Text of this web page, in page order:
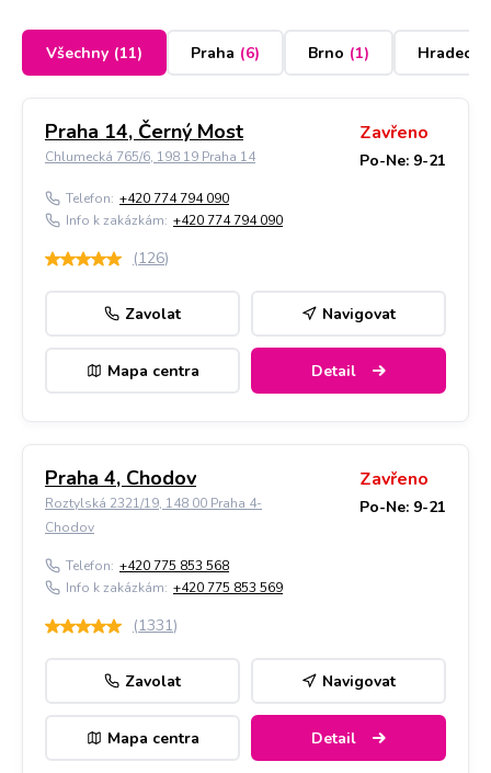
Všechny (11) Praha (6) Brno (1) Hradec
Praha 14, Černý Most
Chlumecká 765/6, 198 19 Praha 14
Zavřeno
Po-Ne: 9-21
Telefon: +420 774 794 090
Info k zakázkám: +420 774 794 090
(126)
Zavolat Navigovat
Mapa centra Detail
Praha 4, Chodov
Roztylská 2321/19, 148 00 Praha 4-
Chodov
Zavřeno
Po-Ne: 9-21
Telefon: +420 775 853 568
Info k zakázkám: +420 775 853 569
(1331)
Zavolat Navigovat
Mapa centra Detail